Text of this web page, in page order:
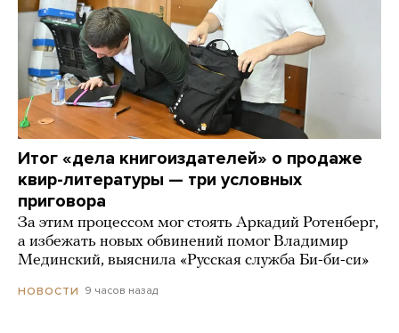
Итог «дела книгоиздателей» о продаже
квир-литературы — три условных
приговора
За этим процессом мог стоять Аркадий Ротенберг,
а избежать новых обвинений помог Владимир
Мединский, выяснила «Русская служба Би-би-си»
НОВОСТИ 9 часов назад